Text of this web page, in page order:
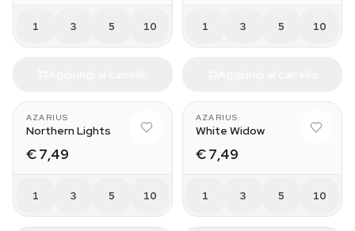
1 3 5 10 1 3 5 10
AZARIUS
Northern Lights
€ 7,49
1 3 5 10
AZARIUS
White Widow
€ 7,49
1 3 5 10